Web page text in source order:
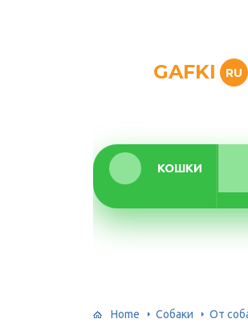
GAFKI RU
КОШКИ
Home Собаки От